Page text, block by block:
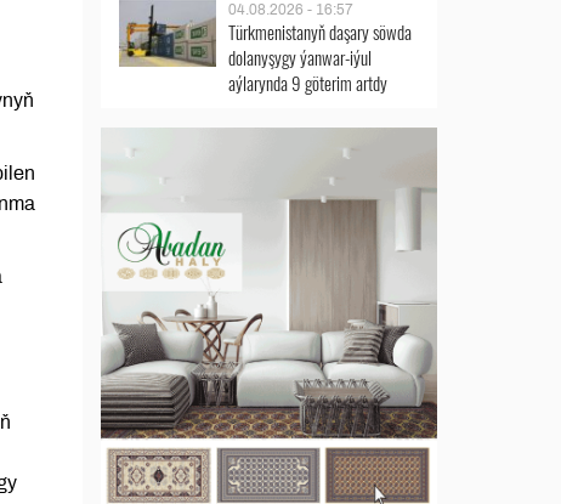
04.08.2026 - 16:57
Türkmenistanyň daşary söwda
dolanyşygy ýanwar-iýul
aýlarynda 9 göterim artdy